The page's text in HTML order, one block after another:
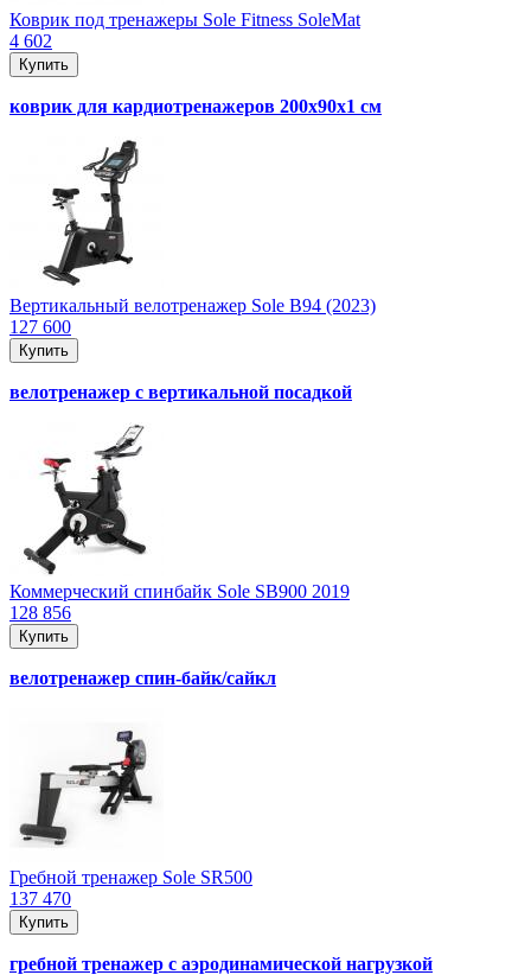
Коврик под тренажеры Sole Fitness SoleMat
4 602
Купить
коврик для кардиотренажеров 200x90x1 см
Вертикальный велотренажер Sole B94 (2023)
127 600
Купить
велотренажер с вертикальной посадкой
Коммерческий спинбайк Sole SB900 2019
128 856
Купить
велотренажер спин-байк/сайкл
Гребной тренажер Sole SR500
137 470
Купить
гребной тренажер с аэродинамической нагрузкой